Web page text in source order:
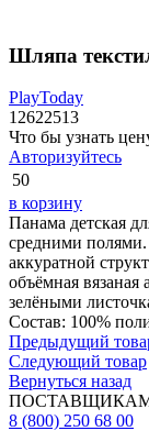
Шляпа
PlayToday
12622513
Что бы узнать
Авторизуйтесь
50
в корзину
Панама детская
средними полями.
аккуратной
объёмная
зелёными
Состав: 100%
Предыдущий
Следующий товар
Вернуться назад
8 (800) 250 68 00